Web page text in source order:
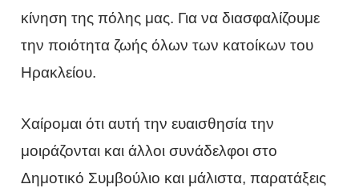
κίνηση της πόλης μας. Για να διασφαλίζουμε
την ποιότητα ζωής όλων των κατοίκων του
Ηρακλείου.
Χαίρομαι ότι αυτή την ευαισθησία την
μοιράζονται και άλλοι συνάδελφοι στο
Δημοτικό Συμβούλιο και μάλιστα, παρατάξεις